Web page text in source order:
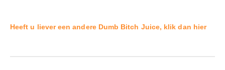
Heeft u liever een andere Dumb Bitch Juice, klik dan hier